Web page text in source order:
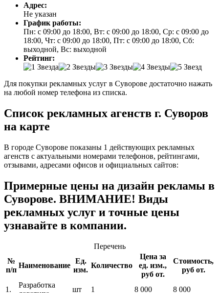
Адрес:
Не указан
График работы:
Пн: с 09:00 до 18:00, Вт: с 09:00 до 18:00, Ср: с 09:00 до
18:00, Чт: с 09:00 до 18:00, Пт: с 09:00 до 18:00, Сб:
выходной, Вс: выходной
Рейтинг:
Для покупки рекламных услуг в Суворове достаточно нажать
на любой номер телефона из списка.
Список рекламных агенств г. Суворов
на карте
В городе Суворове показаны 1 действующих рекламных
агенств с актуальными номерами телефонов, рейтингами,
отзывами, адресами офисов и официальных сайтов:
Примерные цены на дизайн рекламы в
Суворове. ВНИМАНИЕ! Виды
рекламных услуг и точные цены
узнавайте в компании.
Перечень
№
п/п
Наименование
Ед.
изм.
Количество
Цена за
ед. изм.,
руб от.
Стоимость,
руб от.
1.
Разработка
шт 1 8 000 8 000